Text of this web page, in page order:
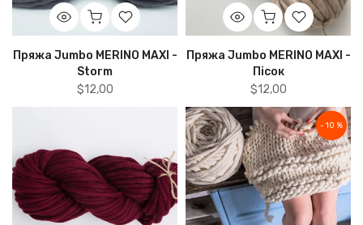
Пряжа Jumbo MERINO MAXI -
Storm
$12,00
Пряжа Jumbo MERINO MAXI -
Пісок
$12,00
- 10 %